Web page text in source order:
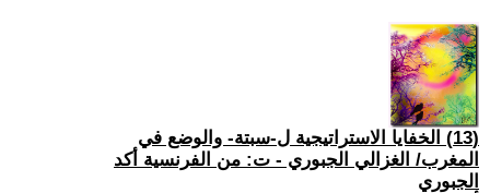
(13) الخفايا الاستراتيجية ل-سبتة- والوضع في
المغرب/ الغزالي الجبوري - ت: من الفرنسية أكد
الجبوري